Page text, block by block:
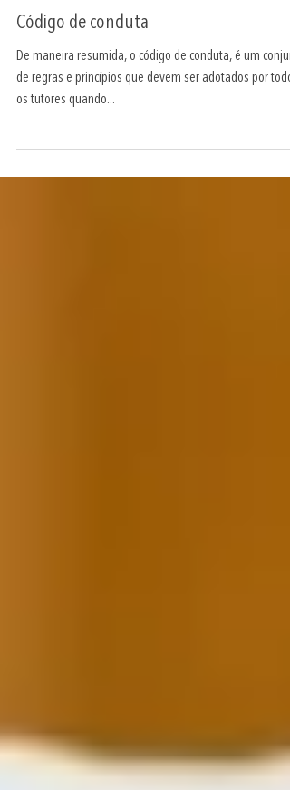
9 de ago. de 2021
Código de conduta
De maneira resumida, o código de conduta, é um
os tutores quando...